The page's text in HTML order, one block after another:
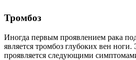
Тромбоз
Иногда первым проявлением рака
является тромбоз глубоких вен ноги.
проявляется следующими